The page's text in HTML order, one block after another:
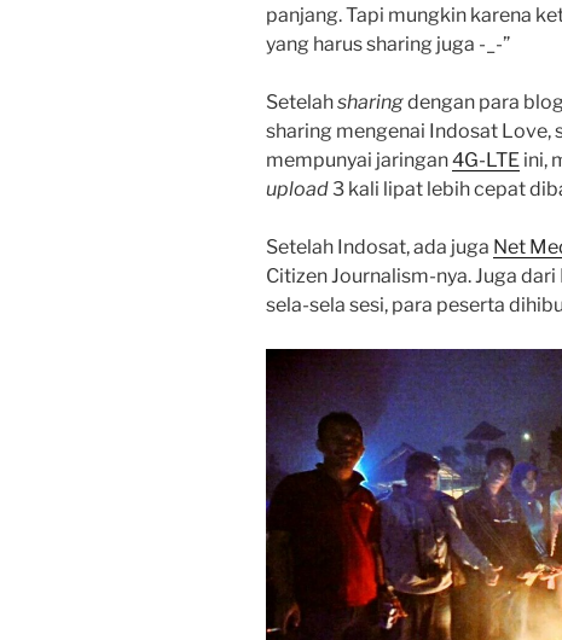
panjang. Tapi mungkin karena
yang harus sharing juga -_-”
Setelahsharingdengan para
sharing mengenai Indosat Love,
mempunyai jaringan4G-LTE ini,
upload3 kali lipat lebih cepat
Setelah Indosat, ada juga Net
Citizen Journalism-nya. Juga
sela-sela sesi, para peserta